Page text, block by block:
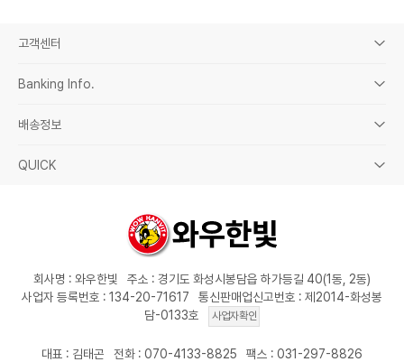
고객센터
Banking Info.
배송정보
QUICK
회사명 : 와우한빛
주소 : 경기도 화성시봉담읍 하가등길 40(1동, 2동)
사업자 등록번호 : 134-20-71617
통신판매업신고번호 : 제2014-화성봉
담-0133호
사업자확인
대표 : 김태곤 전화 : 070-4133-8825
팩스 : 031-297-8826